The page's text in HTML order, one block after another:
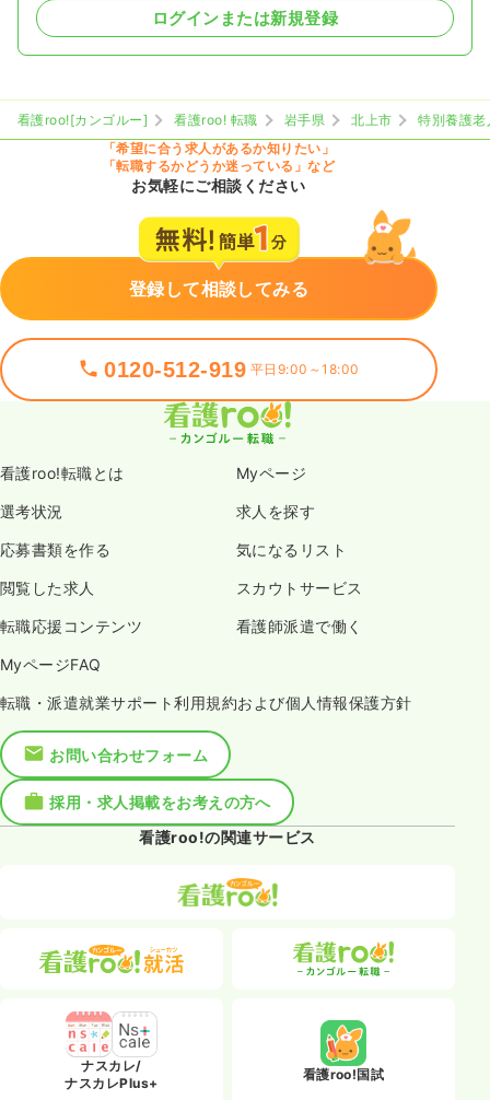
ログインまたは新規登録
看護roo![カンゴルー] 看護roo! 転職 岩手県 北上市
特別養護
「希望に合う求人があるか知りたい」
「転職するかどうか迷っている」など
お気軽にご相談ください
登録して相談してみる
0120-512-919 平日9:00～18:00
看護roo!転職とは Myページ
選考状況 求人を探す
応募書類を作る 気になるリスト
閲覧した求人 スカウトサービス
転職応援コンテンツ 看護師派遣で働く
MyページFAQ
転職・派遣就業サポート利用規約および個人情報保護方針
お問い合わせフォーム
採用・求人掲載をお考えの方へ
看護roo!の関連サービス
ナスカレ/
ナスカレPlus+
看護roo!国試